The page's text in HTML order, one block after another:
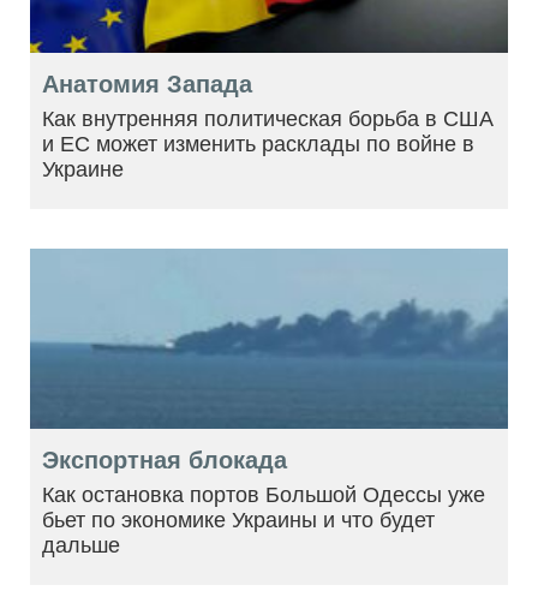
Анатомия Запада
Как внутренняя политическая борьба в США
и ЕС может изменить расклады по войне в
Украине
Экспортная блокада
Как остановка портов Большой Одессы уже
бьет по экономике Украины и что будет
дальше